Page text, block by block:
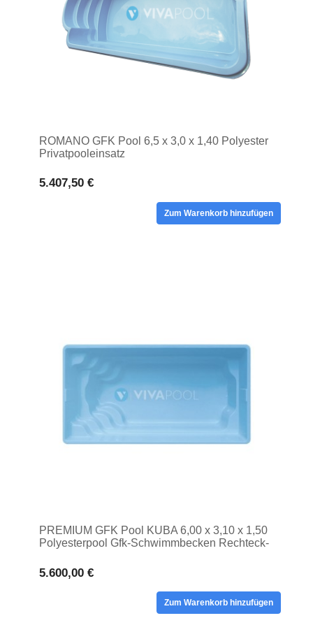
ROMANO GFK Pool 6,5 x 3,0 x 1,40 Polyester
Privatpooleinsatz
5.407,50 €
Zum Warenkorb hinzufügen
PREMIUM GFK Pool KUBA 6,00 x 3,10 x 1,50
Polyesterpool Gfk-Schwimmbecken Rechteck-
5.600,00 €
Zum Warenkorb hinzufügen